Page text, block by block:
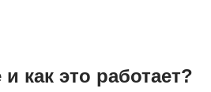
как это работает?